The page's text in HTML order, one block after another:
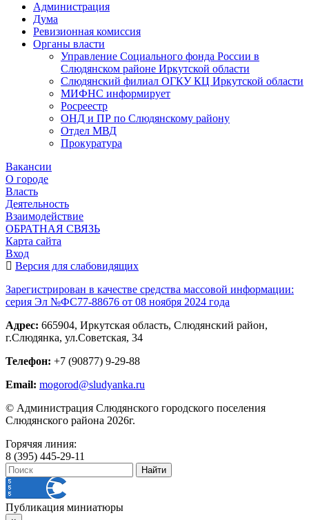
Администрация
Дума
Ревизионная комиссия
Органы власти
Управление Социального фонда России в
Слюдянском районе Иркутской области
Слюдянский филиал ОГКУ КЦ Иркутской области
МИФНС информирует
Росреестр
ОНД и ПР по Слюдянскому району
Отдел МВД
Прокуратура
Вакансии
О городе
Власть
Деятельность
Взаимодействие
ОБРАТНАЯ СВЯЗЬ
Карта сайта
Вход
Версия для слабовидящих
Зарегистрирован в качестве средства массовой информации:
серия Эл №ФС77-88676 от 08 ноября 2024 года
Адрес: 665904, Иркутская область, Слюдянский район,
г.Слюдянка, ул.Советская, 34
Телефон: +7 (90877) 9-29-88
Email: mogorod@sludyanka.ru
© Администрация Слюдянского городского поселения
Слюдянского района 2026г.
Горячяя линия:
8 (395) 445-29-11
Публикация миниатюры